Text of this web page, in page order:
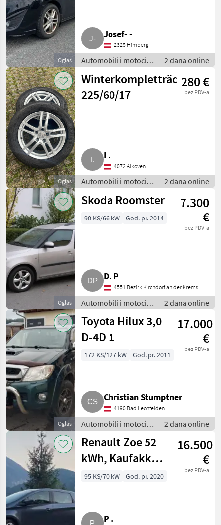
Oglas
Josef- -
2325 Himberg
Automobili i motocikli
/ Limuzine
2 dana online
Oglas
Winterkompletträder
225/60/17
280 €
bez PDV-a
I .
4072 Alkoven
Automobili i motocikli
/ Limuzine
2 dana online
Oglas
Skoda Roomster
7.300
€
bez PDV-a
90 KS/66 kW God. pr. 2014
D. P
4551 Bezirk Kirchdorf an der Krems
Automobili i motocikli
/ Limuzine
2 dana online
Oglas
Toyota Hilux 3,0
D-4D 1
17.000
€
bez PDV-a
172 KS/127 kW God. pr. 2011
Christian Stumptner
4190 Bad Leonfelden
Automobili i motocikli
/ Limuzine
2 dana online
Renault Zoe 52
kWh, Kaufakku,
CCS, R110
16.500
€
bez PDV-a
95 KS/70 kW God. pr. 2020
P .